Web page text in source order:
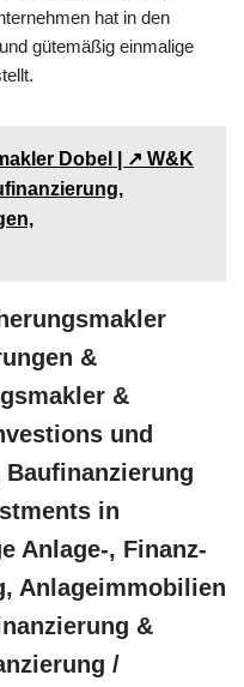
hat in den
gütemäßig einmalige
Dobel | ↗️ W&K
&
&
und
Baufinanzierung
in
Anlage-, Finanz-
Anlageimmobilien
&
/